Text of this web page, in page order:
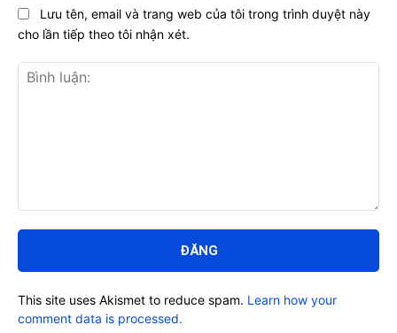
luận:
Lưu tên, email và trang web của tôi trong trình duyệt này
cho lần tiếp theo tôi nhận xét.
This site uses Akismet to reduce spam. Learn how your
comment data is processed.